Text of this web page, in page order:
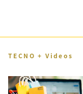
TECNO + Videos